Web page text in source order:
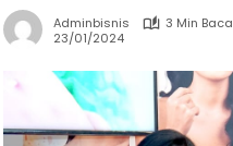
Adminbisnis
3 Min Baca
23/01/2024